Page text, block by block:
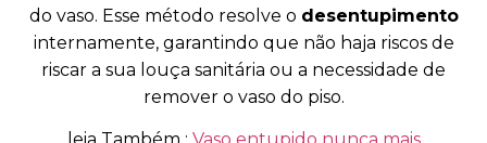
do vaso. Esse método resolve o desentupimento
internamente, garantindo que não haja riscos de
riscar a sua louça sanitária ou a necessidade de
remover o vaso do piso.